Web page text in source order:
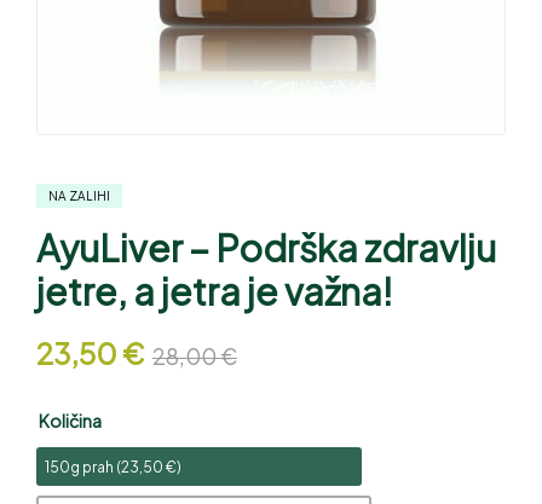
NA ZALIHI
AyuLiver – Podrška zdravlju
jetre, a jetra je važna!
28,00€
23,50 €
Količina
150g prah (23,50 €)